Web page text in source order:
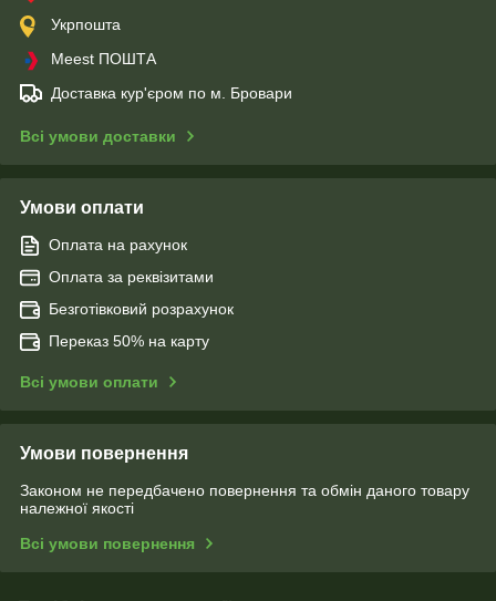
Укрпошта
Meest ПОШТА
Доставка кур'єром по м. Бровари
Всі умови доставки
Умови оплати
Оплата на рахунок
Оплата за реквізитами
Безготівковий розрахунок
Переказ 50% на карту
Всі умови оплати
Умови повернення
Законом не передбачено повернення та обмін даного товару
належної якості
Всі умови повернення